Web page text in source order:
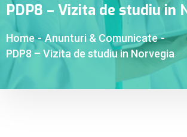
PDP8 – Vizita de studiu in
Home - Anunturi & Comunicate -
PDP8 – Vizita de studiu in Norvegia